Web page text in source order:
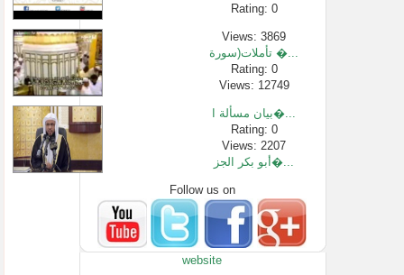
Rating: 0
Views: 3869
تأملات(سورة �...
Rating: 0
Views: 12749
بيان مسألة ا�...
Rating: 0
Views: 2207
أبو بكر الجز�...
Rating: 0
Views: 562
سورة هود | ال�...
Rating: 0
Views: 18954
Follow us on
website